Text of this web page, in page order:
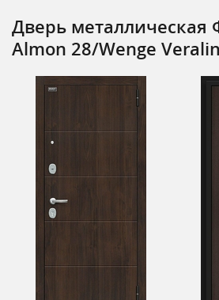
Дверь металлическая
Almon 28/Wenge